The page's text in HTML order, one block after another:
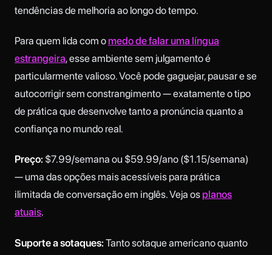
tendências de melhoria ao longo do tempo.
Para quem lida com omedo de falar uma língua
estrangeira, esse ambiente sem julgamento é
particularmente valioso. Você pode gaguejar, pausar e se
autocorrigir sem constrangimento — exatamente o tipo
de prática que desenvolve tanto a pronúncia quanto a
confiança no mundo real.
Preço: $7.99/semana ou $59.99/ano ($1.15/semana)
— uma das opções mais acessíveis para prática
ilimitada de conversação em inglês. Veja osplanos
atuais.
Suporte a sotaques: Tanto sotaque americano quanto